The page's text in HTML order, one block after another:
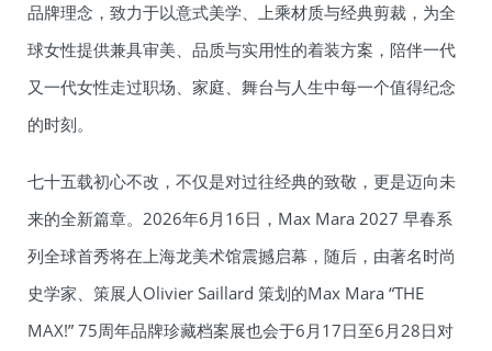
品牌理念，致力于以意式美学、上乘材质与经典剪裁，为全
球女性提供兼具审美、品质与实用性的着装方案，陪伴一代
又一代女性走过职场、家庭、舞台与人生中每一个值得纪念
的时刻。
七十五载初心不改，不仅是对过往经典的致敬，更是迈向未
来的全新篇章。2026年6月16日，Max Mara 2027 早春系
列全球首秀将在上海龙美术馆震撼启幕，随后，由著名时尚
史学家、策展人Olivier Saillard 策划的Max Mara “THE
MAX!” 75周年品牌珍藏档案展也会于6月17日至6月28日对